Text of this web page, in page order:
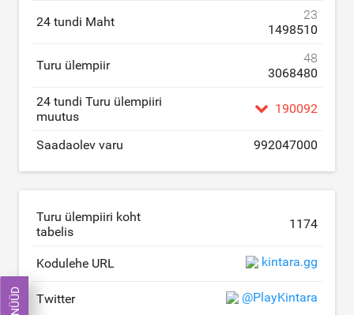
24 tundi Maht
23
1498510
Turu ülempiir
48
3068480
24 tundi Turu ülempiiri
muutus
190092
Saadaolev varu 992047000
Turu ülempiiri koht
tabelis
1174
Kodulehe URL kintara.gg
Twitter @PlayKintara